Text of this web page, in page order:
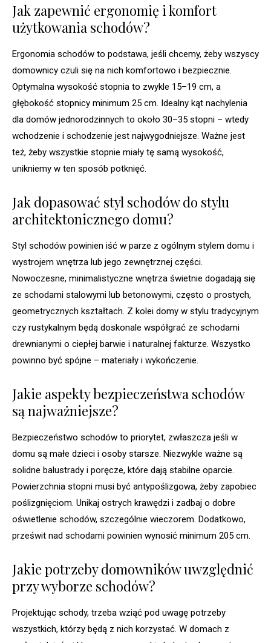
Jak zapewnić ergonomię i komfort
użytkowania schodów?
Ergonomia schodów to podstawa, jeśli chcemy, żeby wszyscy
domownicy czuli się na nich komfortowo i bezpiecznie.
Optymalna wysokość stopnia to zwykle 15–19 cm, a
głębokość stopnicy minimum 25 cm. Idealny kąt nachylenia
dla domów jednorodzinnych to około 30–35 stopni – wtedy
wchodzenie i schodzenie jest najwygodniejsze. Ważne jest
też, żeby wszystkie stopnie miały tę samą wysokość,
unikniemy w ten sposób potknięć.
Jak dopasować styl schodów do stylu
architektonicznego domu?
Styl schodów powinien iść w parze z ogólnym stylem domu i
wystrojem wnętrza lub jego zewnętrznej części.
Nowoczesne, minimalistyczne wnętrza świetnie dogadają się
ze schodami stalowymi lub betonowymi, często o prostych,
geometrycznych kształtach. Z kolei domy w stylu tradycyjnym
czy rustykalnym będą doskonale współgrać ze schodami
drewnianymi o ciepłej barwie i naturalnej fakturze. Wszystko
powinno być spójne – materiały i wykończenie.
Jakie aspekty bezpieczeństwa schodów
są najważniejsze?
Bezpieczeństwo schodów to priorytet, zwłaszcza jeśli w
domu są małe dzieci i osoby starsze. Niezwykle ważne są
solidne balustrady i poręcze, które dają stabilne oparcie.
Powierzchnia stopni musi być antypoślizgowa, żeby zapobiec
poślizgnięciom. Unikaj ostrych krawędzi i zadbaj o dobre
oświetlenie schodów, szczególnie wieczorem. Dodatkowo,
prześwit nad schodami powinien wynosić minimum 205 cm.
Jakie potrzeby domowników uwzględnić
przy wyborze schodów?
Projektując schody, trzeba wziąć pod uwagę potrzeby
wszystkich, którzy będą z nich korzystać. W domach z